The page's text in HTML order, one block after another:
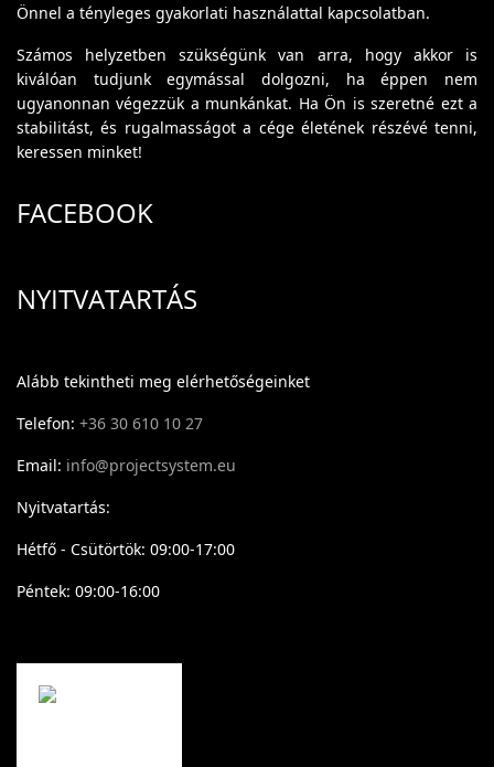
Önnel a tényleges gyakorlati használattal kapcsolatban.
Számos helyzetben szükségünk van arra, hogy akkor is
kiválóan tudjunk egymással dolgozni, ha éppen nem
ugyanonnan végezzük a munkánkat. Ha Ön is szeretné ezt a
stabilitást, és rugalmasságot a cége életének részévé tenni,
keressen minket!
FACEBOOK
NYITVATARTÁS
Alább tekintheti meg elérhetőségeinket
Telefon: +36 30 610 10 27
Email: info@projectsystem.eu
Nyitvatartás:
Hétfő - Csütörtök: 09:00-17:00
Péntek: 09:00-16:00